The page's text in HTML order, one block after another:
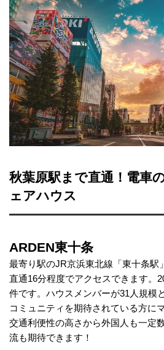
秋葉原駅まで直通！電車
ェアハウス
ARDEN東十条
最寄り駅のJR京浜東北線「東十条駅
直通16分程度でアクセスできます。
件です。ハウスメンバーが31人規模
コミュニティを期待されている方に
交通利便性の高さから外国人も一定
流も期待できます！